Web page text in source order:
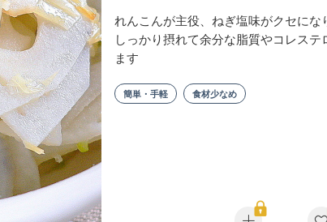
れんこんが主役、ねぎ塩味がクセにな
しっかり摂れて余分な脂質やコレス
ます
簡単・手軽 食材少なめ